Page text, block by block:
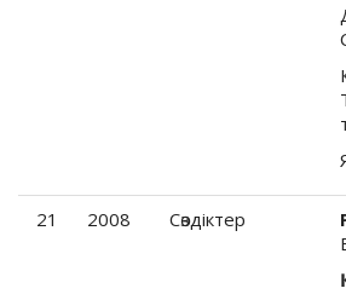
21 2008 Cөздіктер